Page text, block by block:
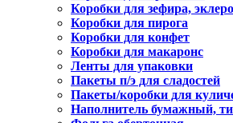
Коробки для зефира,
Коробки для пирога
Коробки для конфет
Коробки для макаронс
Ленты для упаковки
Пакеты п/э для сладостей
Пакеты/коробки для
Наполнитель бумажный,